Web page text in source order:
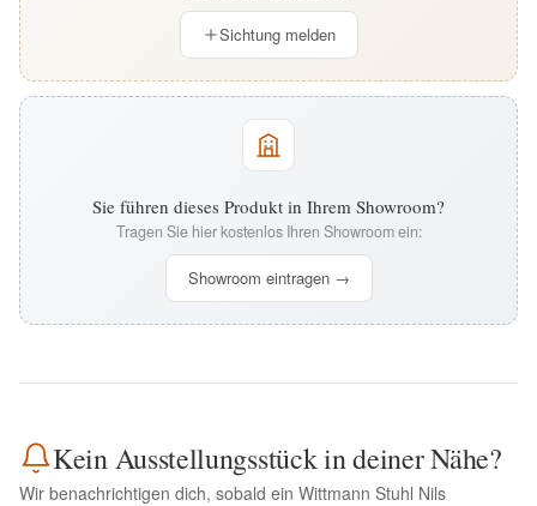
Sichtung melden
Sie führen dieses Produkt in Ihrem Showroom?
Tragen Sie hier kostenlos Ihren Showroom ein:
Showroom eintragen →
Kein Ausstellungsstück in deiner Nähe?
Wir benachrichtigen dich, sobald ein Wittmann Stuhl Nils